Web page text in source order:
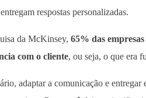
respostas personalizadas.
da McKinsey, 65% das
com o cliente, ou seja, o que era
adaptar a comunicação e entregar